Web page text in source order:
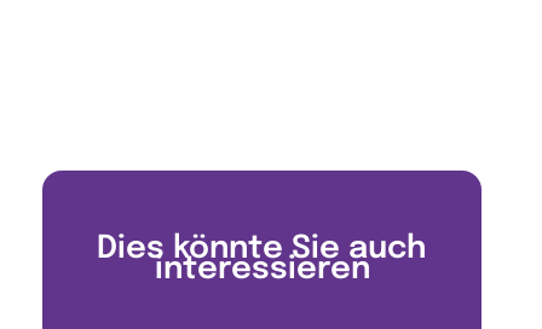
Dies könnte Sie auch
interessieren